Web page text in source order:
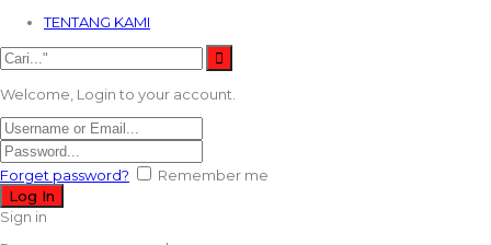
TENTANG KAMI
Welcome, Login to your account.
Forget password? Remember me
Sign in